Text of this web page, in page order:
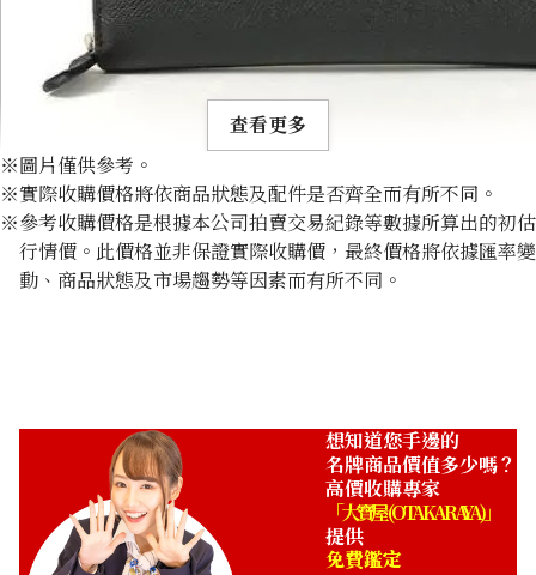
BVLGARI BVLGARI BVLGARI MAN ZIP WALLET
查看更多
※圖片僅供參考。
※實際收購價格將依商品狀態及配件是否齊全而有所不同。
※參考收購價格是根據本公司拍賣交易紀錄等數據所算出的初估
行情價。此價格並非保證實際收購價，最終價格將依據匯率變
動、商品狀態及市場趨勢等因素而有所不同。
想知道您手邊的
名牌商品價值多少嗎？
高價收購專家
「大寶屋 (OTAKARAYA)」
提供
免費鑑定